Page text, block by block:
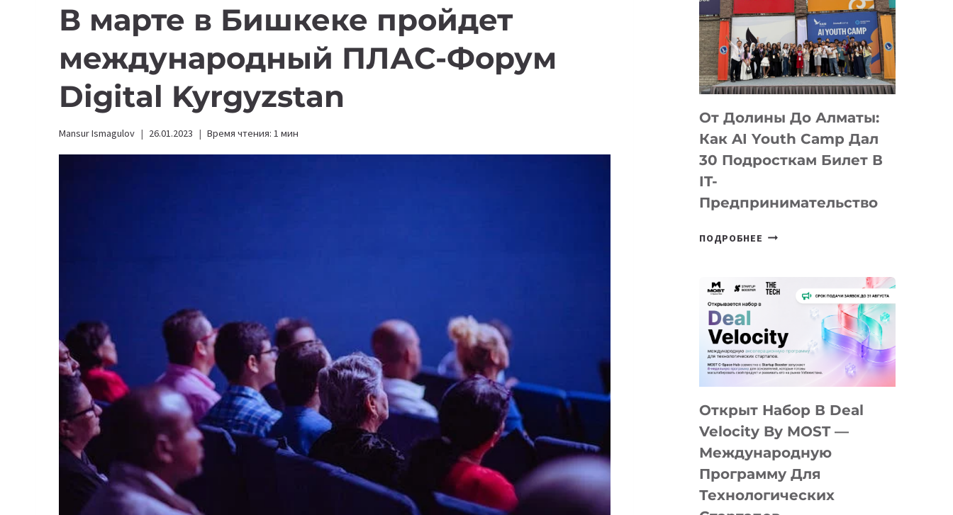
В марте в Бишкеке пройдет
международный ПЛАС-Форум
Digital Kyrgyzstan
Mansur Ismagulov 26.01.2023 Время чтения: 1 мин
От Долины До Алматы:
Как AI Youth Camp Дал
30 Подросткам Билет В
IT-
Предпринимательство
ПОДРОБНЕЕ ОТ
АЛМАТЫ:
YOUTH
CAMP
ДАЛ
ПОДРОСТКАМ
БИЛЕТ
IT-
ПРЕДПРИНИМАТЕЛЬСТВО
Открыт Набор В Deal
Velocity By MOST —
Международную
Программу Для
Технологических